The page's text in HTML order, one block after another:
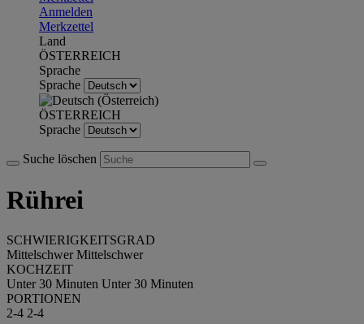
Anmelden
Merkzettel
Land
ÖSTERREICH
Sprache
Sprache
ÖSTERREICH
Sprache
Suche löschen
Rührei
SCHWIERIGKEITSGRAD
Mittelschwer Mittelschwer
KOCHZEIT
Unter 30 Minuten Unter 30 Minuten
PORTIONEN
2-4 2-4